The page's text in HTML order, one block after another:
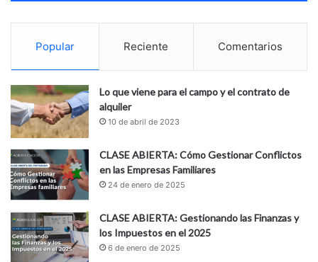
Popular Reciente Comentarios
Lo que viene para el campo y el contrato de
alquiler
10 de abril de 2023
CLASE ABIERTA: Cómo Gestionar Conflictos
en las Empresas Familiares
24 de enero de 2025
CLASE ABIERTA: Gestionando las Finanzas y
los Impuestos en el 2025
6 de enero de 2025